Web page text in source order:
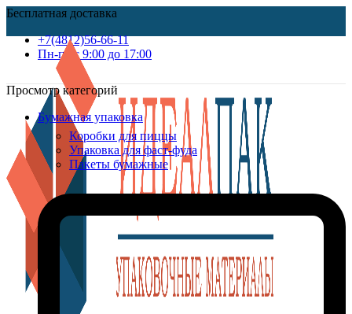
Бесплатная доставка
+7(4812)56-66-11
Пн-пт c 9:00 до 17:00
Просмотр категорий
Бумажная упаковка
Коробки для пиццы
Упаковка для фаст-фуда
Пакеты бумажные